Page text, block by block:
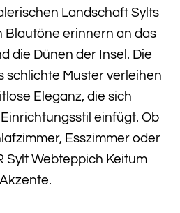
Landschaft Sylts
Blautöne erinnern an das
die Dünen der Insel. Die
schlichte Muster verleihen
Eleganz, die sich
einfügt. Ob
Esszimmer oder
Sylt Webteppich Keitum